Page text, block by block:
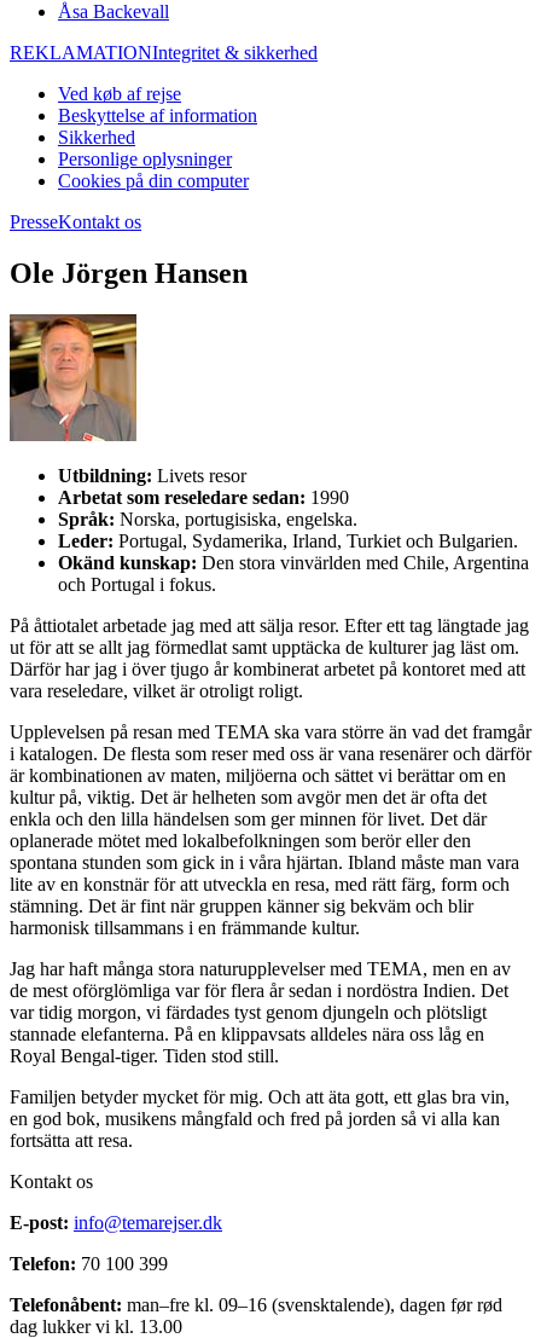
Åsa Backevall
REKLAMATIONIntegritet & sikkerhed
Ved køb af rejse
Beskyttelse af information
Sikkerhed
Personlige oplysninger
Cookies på din computer
PresseKontakt os
Ole Jörgen Hansen
Utbildning: Livets resor
Arbetat som reseledare sedan: 1990
Språk: Norska, portugisiska, engelska.
Leder: Portugal, Sydamerika, Irland, Turkiet och Bulgarien.
Okänd kunskap: Den stora vinvärlden med Chile, Argentina
och Portugal i fokus.
På åttiotalet arbetade jag med att sälja resor. Efter ett tag längtade jag
ut för att se allt jag förmedlat samt upptäcka de kulturer jag läst om.
Därför har jag i över tjugo år kombinerat arbetet på kontoret med att
vara reseledare, vilket är otroligt roligt.
Upplevelsen på resan med TEMA ska vara större än vad det framgår
i katalogen. De flesta som reser med oss är vana resenärer och därför
är kombinationen av maten, miljöerna och sättet vi berättar om en
kultur på, viktig. Det är helheten som avgör men det är ofta det
enkla och den lilla händelsen som ger minnen för livet. Det där
oplanerade mötet med lokalbefolkningen som berör eller den
spontana stunden som gick in i våra hjärtan. Ibland måste man vara
lite av en konstnär för att utveckla en resa, med rätt färg, form och
stämning. Det är fint när gruppen känner sig bekväm och blir
harmonisk tillsammans i en främmande kultur.
Jag har haft många stora naturupplevelser med TEMA, men en av
de mest oförglömliga var för flera år sedan i nordöstra Indien. Det
var tidig morgon, vi färdades tyst genom djungeln och plötsligt
stannade elefanterna. På en klippavsats alldeles nära oss låg en
Royal Bengal-tiger. Tiden stod still.
Familjen betyder mycket för mig. Och att äta gott, ett glas bra vin,
en god bok, musikens mångfald och fred på jorden så vi alla kan
fortsätta att resa.
Kontakt os
E-post: info@temarejser.dk
Telefon: 70 100 399
Telefonåbent: man–fre kl. 09–16 (svensktalende), dagen før rød
dag lukker vi kl. 13.00